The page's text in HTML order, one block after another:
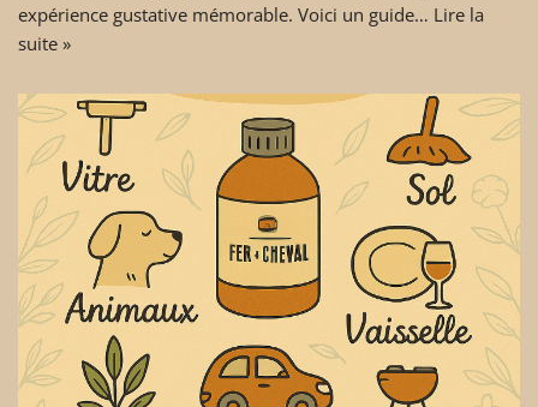
expérience gustative mémorable. Voici un guide… Lire la
suite »